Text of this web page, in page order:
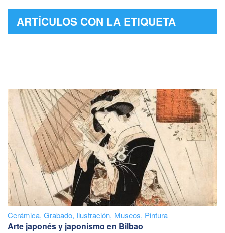
ARTÍCULOS CON LA ETIQUETA
Cerámica, Grabado, Ilustración, Museos, Pintura
Arte japonés y japonismo en Bilbao